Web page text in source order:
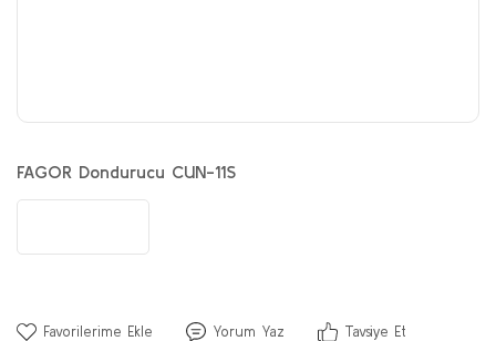
FAGOR Dondurucu CUN-11S
Yorum Yaz Tavsiye Et